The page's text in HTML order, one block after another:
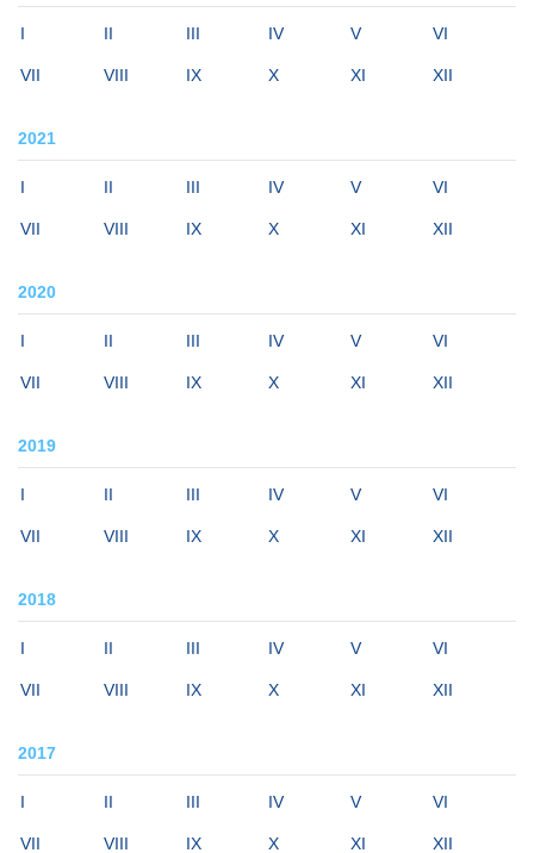
I II III IV V VI
VII VIII IX X XI XII
2021
I II III IV V VI
VII VIII IX X XI XII
2020
I II III IV V VI
VII VIII IX X XI XII
2019
I II III IV V VI
VII VIII IX X XI XII
2018
I II III IV V VI
VII VIII IX X XI XII
2017
I II III IV V VI
VII VIII IX X XI XII